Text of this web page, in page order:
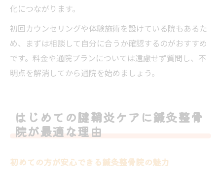
化につながります。
初回カウンセリングや体験施術を設けている院もあるた
め、まずは相談して自分に合うか確認するのがおすすめ
です。料金や通院プランについては遠慮せず質問し、不
明点を解消してから通院を始めましょう。
はじめての腱鞘炎ケアに鍼灸整骨
院が最適な理由
初めての方が安心できる鍼灸整骨院の魅力